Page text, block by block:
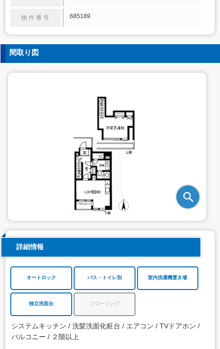
物件番号 685189
間取り図
詳細情報
オートロック バス・トイレ別 室内洗濯機置き場
独立洗面台 フローリング
システムキッチン 洗髪洗面化粧台 エアコン
TVドアホン
バルコニー
２階以上